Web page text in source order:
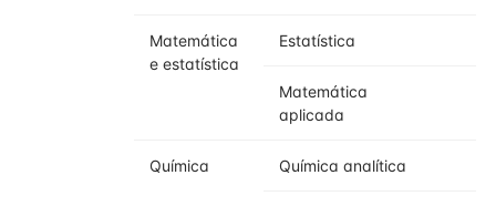
Matemática
e estatística
Estatística
Matemática
aplicada
Química Química analítica